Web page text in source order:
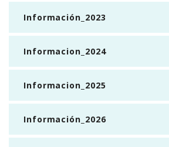
Información_2023
Informacion_2024
Informacion_2025
Información_2026